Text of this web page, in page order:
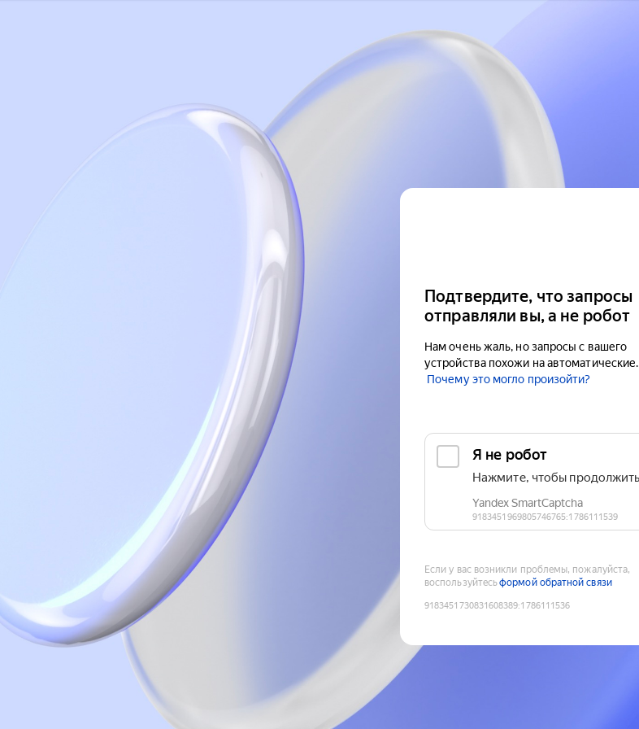
Подтвердите, что запросы
отправляли вы, а не робот
Нам очень жаль, но запросы с вашего
устройства похожи на автоматические.
Почему это могло произойти?
Если у вас возникли проблемы, пожалуйста,
воспользуйтесьформой обратной связи
9183451730831608389:1786111536